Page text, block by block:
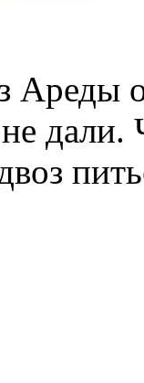
Ареды
дали.